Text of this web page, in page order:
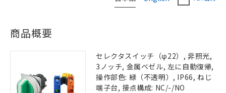
商品概要
セレクタスイッチ（φ22）, 非照光,
3ノッチ, 金属ベゼル, 左に自動復帰,
操作部色: 緑（不透明）, IP66, ねじ
端子台, 接点構成: NC/-/NO